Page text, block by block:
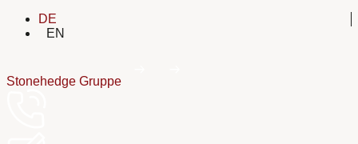
DE
EN
Stonehedge Gruppe